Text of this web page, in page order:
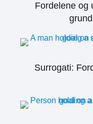
Fordelene og
Surrogati: